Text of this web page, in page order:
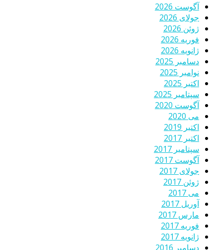
آگوست 2026
جولای 2026
ژوئن 2026
فوریه 2026
ژانویه 2026
دسامبر 2025
نوامبر 2025
اکتبر 2025
سپتامبر 2025
آگوست 2020
می 2020
اکتبر 2019
اکتبر 2017
سپتامبر 2017
آگوست 2017
جولای 2017
ژوئن 2017
می 2017
آوریل 2017
مارس 2017
فوریه 2017
ژانویه 2017
دسامبر 2016